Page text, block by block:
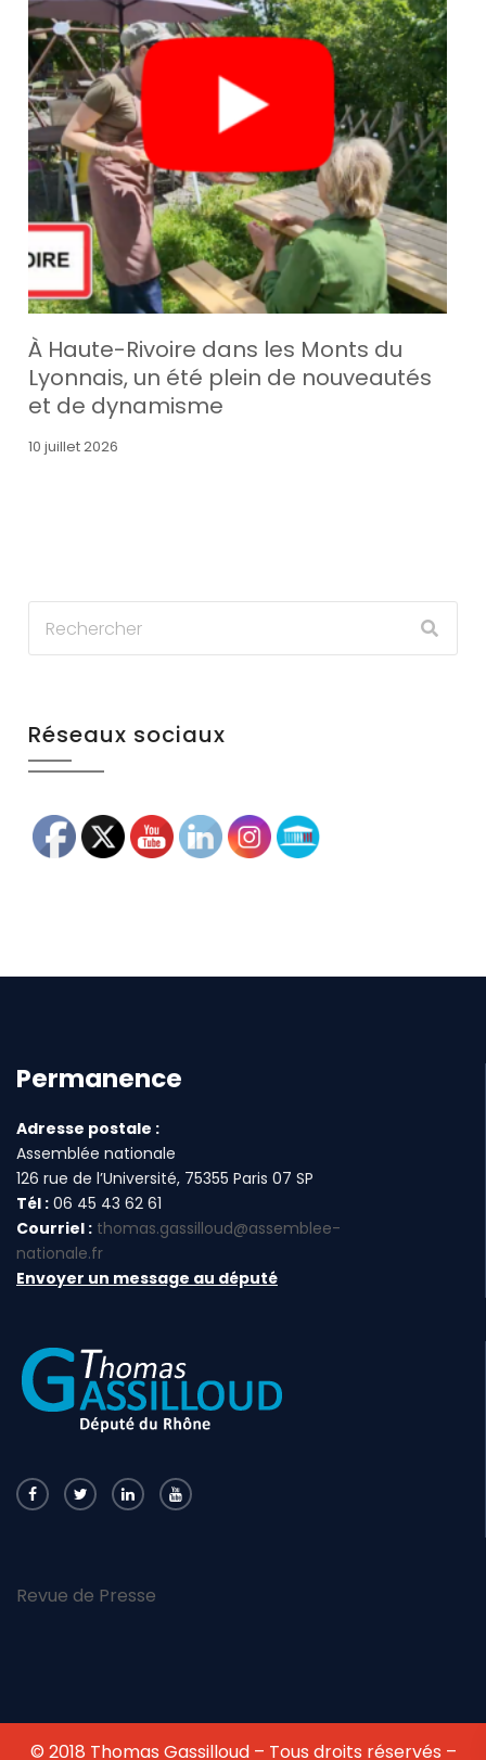
À Haute-Rivoire dans les Monts du
Lyonnais, un été plein de nouveautés
et de dynamisme
10 juillet 2026
Réseaux sociaux
Permanence
Adresse postale :
Assemblée nationale
126 rue de l’Université, 75355 Paris 07 SP
Tél : 06 45 43 62 61
Courriel : thomas.gassilloud@assemblee-
nationale.fr
Envoyer un message au député
Revue de Presse
© 2018 Thomas Gassilloud – Tous droits réservés –